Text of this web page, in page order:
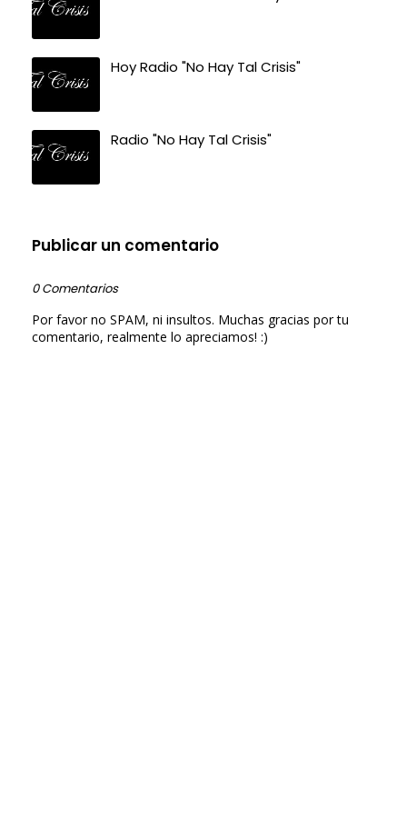
Hoy Radio "No Hay Tal Crisis"
Radio "No Hay Tal Crisis"
Publicar un comentario
0 Comentarios
Por favor no SPAM, ni insultos. Muchas gracias por tu
comentario, realmente lo apreciamos! :)